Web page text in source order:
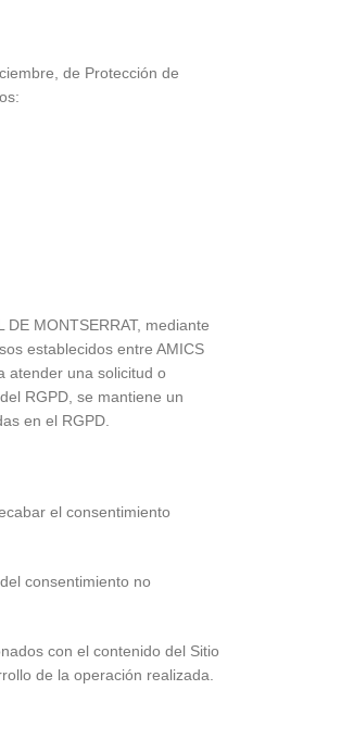
de Protección de
MONTSERRAT, mediante
establecidos entre AMICS
atender una solicitud o
RGPD, se mantiene un
en el RGPD.
el consentimiento
consentimiento no
con el contenido del Sitio
de la operación realizada.